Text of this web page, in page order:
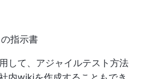
指示書
して、アジャイルテスト方法